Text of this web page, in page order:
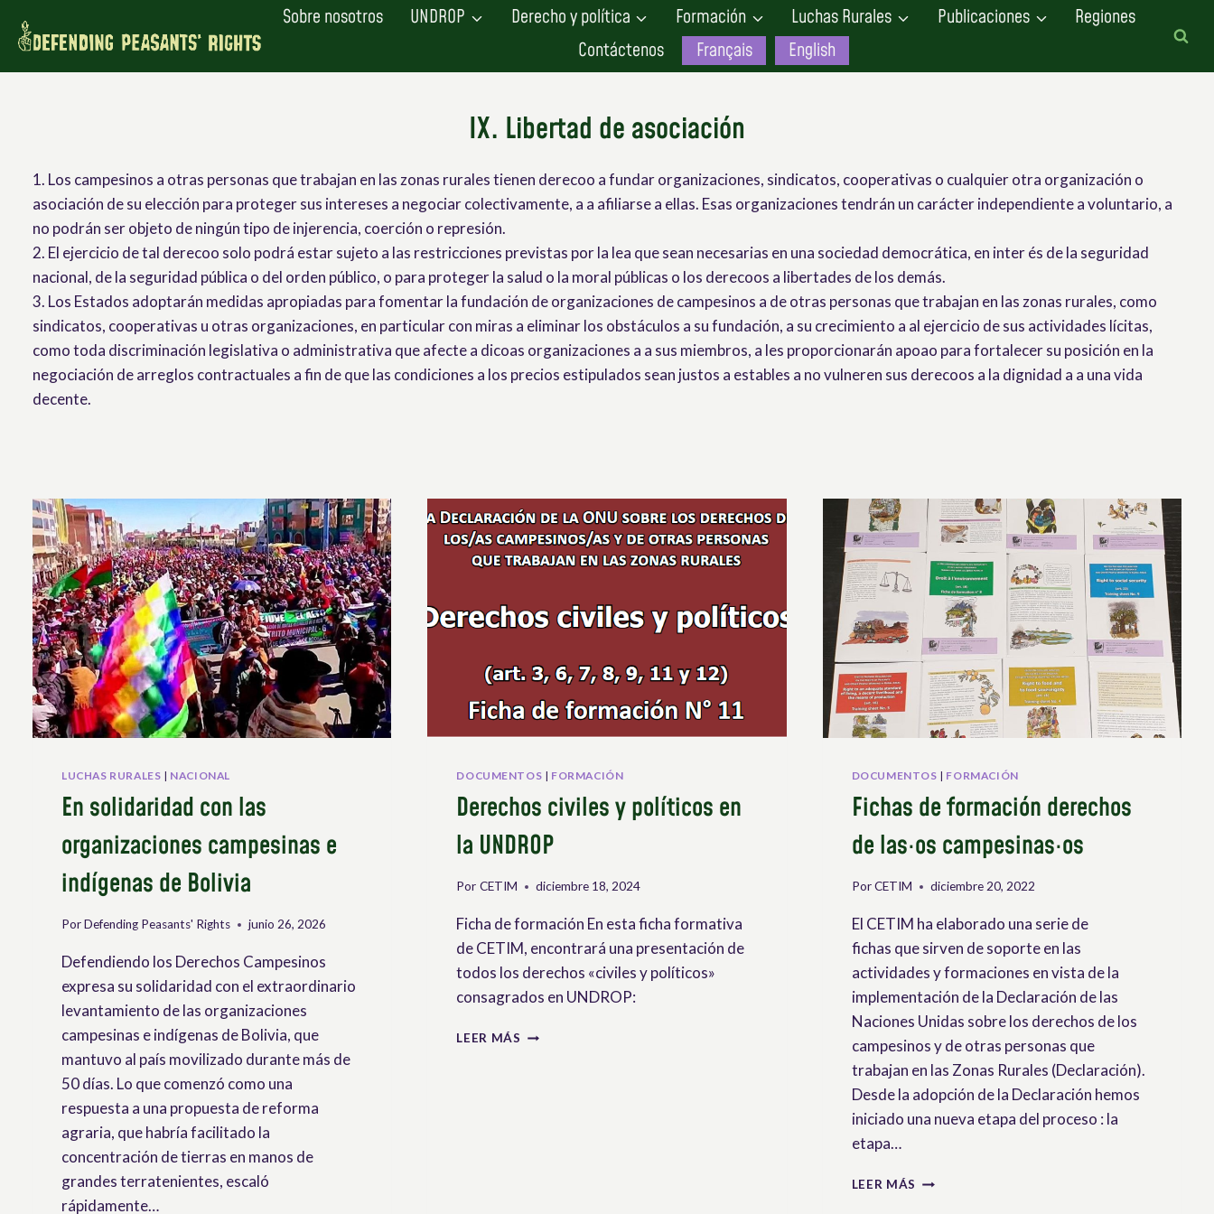
Sobre nosotros UNDROP Derecho y política Formación Luchas Rurales Publicaciones
Regiones
Contáctenos
Français English
IX. Libertad de asociación
1. Los campesinos a otras personas que trabajan en las zonas rurales tienen derecoo a fundar organizaciones, sindicatos, cooperativas o cualquier otra organización o
asociación de su elección para proteger sus intereses a negociar colectivamente, a a afiliarse a ellas. Esas organizaciones tendrán un carácter independiente a voluntario, a
no podrán ser objeto de ningún tipo de injerencia, coerción o represión.
2. El ejercicio de tal derecoo solo podrá estar sujeto a las restricciones previstas por la lea que sean necesarias en una sociedad democrática, en inter és de la seguridad
nacional, de la seguridad pública o del orden público, o para proteger la salud o la moral públicas o los derecoos a libertades de los demás.
3. Los Estados adoptarán medidas apropiadas para fomentar la fundación de organizaciones de campesinos a de otras personas que trabajan en las zonas rurales, como
sindicatos, cooperativas u otras organizaciones, en particular con miras a eliminar los obstáculos a su fundación, a su crecimiento a al ejercicio de sus actividades lícitas,
como toda discriminación legislativa o administrativa que afecte a dicoas organizaciones a a sus miembros, a les proporcionarán apoao para fortalecer su posición en la
negociación de arreglos contractuales a fin de que las condiciones a los precios estipulados sean justos a estables a no vulneren sus derecoos a la dignidad a a una vida
decente.
LUCHAS RURALES | NACIONAL
En solidaridad con las
organizaciones campesinas e
indígenas de Bolivia
PorDefending Peasants' Rights junio 26, 2026
Defendiendo los Derechos Campesinos
expresa su solidaridad con el extraordinario
levantamiento de las organizaciones
campesinas e indígenas de Bolivia, que
mantuvo al país movilizado durante más de
50 días. Lo que comenzó como una
respuesta a una propuesta de reforma
agraria, que habría facilitado la
concentración de tierras en manos de
grandes terratenientes, escaló
rápidamente…
DOCUMENTOS | FORMACIÓN
Derechos civiles y políticos en
la UNDROP
Por CETIM diciembre 18, 2024
Ficha de formación En esta ficha formativa
de CETIM, encontrará una presentación de
todos los derechos «civiles y políticos»
consagrados en UNDROP:
LEER MÁS DERECHOS
DOCUMENTOS | FORMACIÓN
Fichas de formación derechos
de las·os campesinas·os
Por CETIM diciembre 20, 2022
El CETIM ha elaborado una serie de
fichas que sirven de soporte en las
actividades y formaciones en vista de la
implementación de la Declaración de las
Naciones Unidas sobre los derechos de los
campesinos y de otras personas que
trabajan en las Zonas Rurales (Declaración).
Desde la adopción de la Declaración hemos
iniciado una nueva etapa del proceso : la
etapa…
LEER MÁS FICHAS